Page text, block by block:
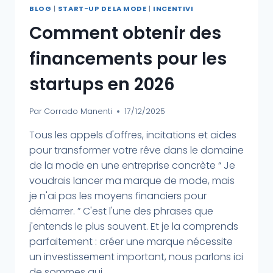
BLOG | START-UP DE LA MODE | INCENTIVI
Comment obtenir des
financements pour les
startups en 2026
Par Corrado Manenti 17/12/2025
Tous les appels d'offres, incitations et aides
pour transformer votre rêve dans le domaine
de la mode en une entreprise concrète “ Je
voudrais lancer ma marque de mode, mais
je n'ai pas les moyens financiers pour
démarrer. ” C'est l'une des phrases que
j'entends le plus souvent. Et je la comprends
parfaitement : créer une marque nécessite
un investissement important, nous parlons ici